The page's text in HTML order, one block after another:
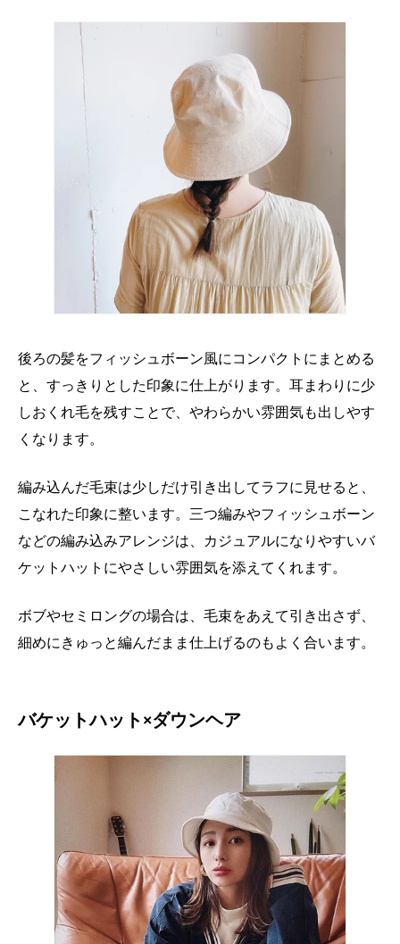
後ろの髪をフィッシュボーン風にコンパクトにまとめる
と、すっきりとした印象に仕上がります。耳まわりに少
しおくれ毛を残すことで、やわらかい雰囲気も出しやす
くなります。
編み込んだ毛束は少しだけ引き出してラフに見せると、
こなれた印象に整います。三つ編みやフィッシュボーン
などの編み込みアレンジは、カジュアルになりやすいバ
ケットハットにやさしい雰囲気を添えてくれます。
ボブやセミロングの場合は、毛束をあえて引き出さず、
細めにきゅっと編んだまま仕上げるのもよく合います。
バケットハット×ダウンヘア